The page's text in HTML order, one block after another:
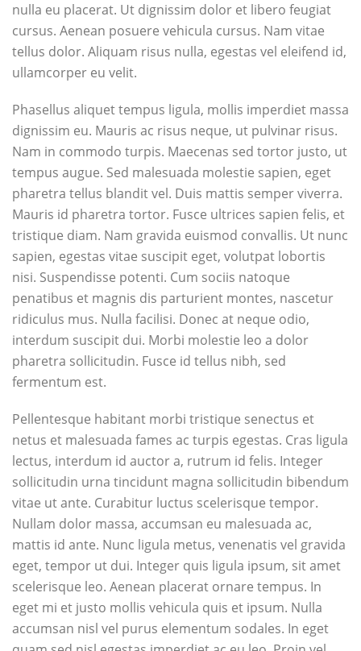
nulla eu placerat. Ut dignissim dolor et libero feugiat
cursus. Aenean posuere vehicula cursus. Nam vitae
tellus dolor. Aliquam risus nulla, egestas vel eleifend id,
ullamcorper eu velit.
Phasellus aliquet tempus ligula, mollis imperdiet massa
dignissim eu. Mauris ac risus neque, ut pulvinar risus.
Nam in commodo turpis. Maecenas sed tortor justo, ut
tempus augue. Sed malesuada molestie sapien, eget
pharetra tellus blandit vel. Duis mattis semper viverra.
Mauris id pharetra tortor. Fusce ultrices sapien felis, et
tristique diam. Nam gravida euismod convallis. Ut nunc
sapien, egestas vitae suscipit eget, volutpat lobortis
nisi. Suspendisse potenti. Cum sociis natoque
penatibus et magnis dis parturient montes, nascetur
ridiculus mus. Nulla facilisi. Donec at neque odio,
interdum suscipit dui. Morbi molestie leo a dolor
pharetra sollicitudin. Fusce id tellus nibh, sed
fermentum est.
Pellentesque habitant morbi tristique senectus et
netus et malesuada fames ac turpis egestas. Cras ligula
lectus, interdum id auctor a, rutrum id felis. Integer
sollicitudin urna tincidunt magna sollicitudin bibendum
vitae ut ante. Curabitur luctus scelerisque tempor.
Nullam dolor massa, accumsan eu malesuada ac,
mattis id ante. Nunc ligula metus, venenatis vel gravida
eget, tempor ut dui. Integer quis ligula ipsum, sit amet
scelerisque leo. Aenean placerat ornare tempus. In
eget mi et justo mollis vehicula quis et ipsum. Nulla
accumsan nisl vel purus elementum sodales. In eget